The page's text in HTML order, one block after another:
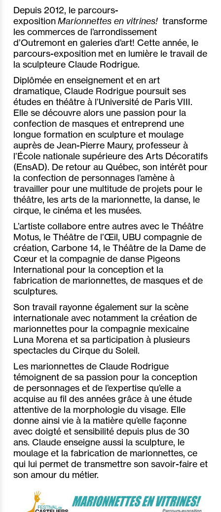
Depuis 2012, le parcours-
expositionMarionnettes en vitrines! transforme
les commerces de l’arrondissement
d’Outremont en galeries d’art! Cette année, le
parcours-exposition met en lumière le travail de
la sculpteure Claude Rodrigue.
Diplômée en enseignement et en art
dramatique, Claude Rodrigue poursuit ses
études en théâtre à l’Université de Paris VIII.
Elle se découvre alors une passion pour la
confection de masques et entreprend une
longue formation en sculpture et moulage
auprès de Jean-Pierre Maury, professeur à
l’École nationale supérieure des Arts Décoratifs
(EnsAD). De retour au Québec, son intérêt pour
la confection de personnages l’amène à
travailler pour une multitude de projets pour le
théâtre, les arts de la marionnette, la danse, le
cirque, le cinéma et les musées.
L’artiste collabore entre autres avec le Théâtre
Motus, le Théâtre de l’Œil, UBU compagnie de
création, Carbone 14, le Théâtre de la Dame de
Cœur et la compagnie de danse Pigeons
International pour la conception et la
fabrication de marionnettes, de masques et de
sculptures.
Son travail rayonne également sur la scène
internationale avec notamment la création de
marionnettes pour la compagnie mexicaine
Luna Morena et sa participation à plusieurs
spectacles du Cirque du Soleil.
Les marionnettes de Claude Rodrigue
témoignent de sa passion pour la conception
de personnages et de l’expertise qu’elle a
acquise au fil des années grâce à une étude
attentive de la morphologie du visage. Elle
donne ainsi vie à la matière qu’elle façonne
avec doigté et sensibilité depuis plus de 30
ans. Claude enseigne aussi la sculpture, le
moulage et la fabrication de marionnettes, ce
qui lui permet de transmettre son savoir-faire et
son amour du métier.